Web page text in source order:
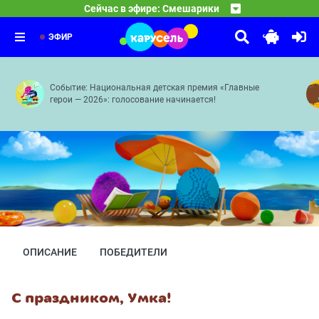
Сейчас в эфире: Смешарики
Смешарики
Бойкот — Невидимка — Сувенир — Фанерное солнце
10 ЛЕТ ВОЛШЕБСТВА. Сказочный патруль
Часовых дел мастерица — Доспехи богатыря — Баю-
ЭФИР
Событие: Национальная детская премия «Главные
герои — 2026»: голосование начинается!
ОПИСАНИЕ ПОБЕДИТЕЛИ
С праздником, Умка!